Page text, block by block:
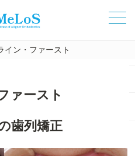
イン・ファースト
ァースト
歯列矯正